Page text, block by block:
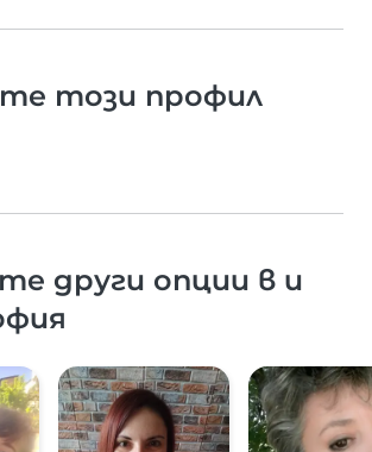
този профил
други опции в и